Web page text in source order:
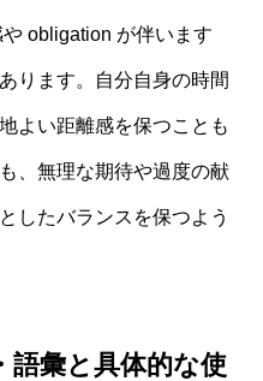
obligation が伴います
ります。自分自身の時間
よい距離感を保つことも
、無理な期待や過度の献
したバランスを保つよう
語彙と具体的な使